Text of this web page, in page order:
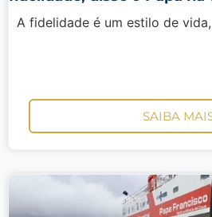
A fidelidade é um estilo de
SAIBA